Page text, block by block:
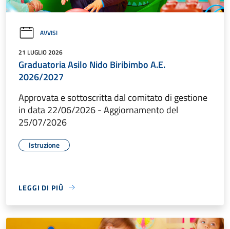
AVVISI
21 LUGLIO 2026
Graduatoria Asilo Nido Biribimbo A.E.
2026/2027
Approvata e sottoscritta dal comitato di gestione
in data 22/06/2026 - Aggiornamento del
25/07/2026
Istruzione
LEGGI DI PIÙ